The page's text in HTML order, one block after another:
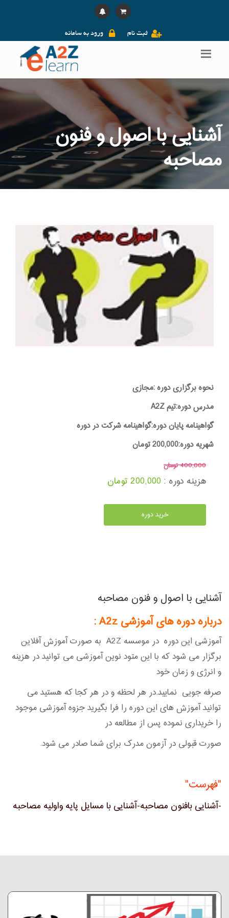
ورود به سامانه ثبت نام
آشنایی با اصول و فنون
مصاحبه
نحوه برگزاری دوره :مجازی
مدرس دوره:تیم A2Z
گواهینامه پایان دوره:گواهینامه شرکت در دوره
شهریه دوره:200,000 تومان
400,000 تومان
هزینه دوره : 200,000 تومان
خرید دوره
آشنایی با اصول و فنون مصاحبه
درباره دوره های آموزشی A2z :
آموزشی این دوره در موسسه A2Z به صورت آموزش آفلاین
برگزار می شود که با این متود نوین آموزشی می توانید در هزینه
و انرژی و زمان خود
صرفه جویی نمایید.در هر لحظه و در هر کجا که هستید می
توانید آموزش های این دوره را فرا بگیرید جزوه آموزشی موجود
را خریداری نموده پس از مطالعه در
صورت قبولی در آزمون مدرک برای شما صادر می شود.
"فهرست"
-آشنایی بافنون مصاحبه-آشنایی با مسایل پایه واولیه مصاحبه